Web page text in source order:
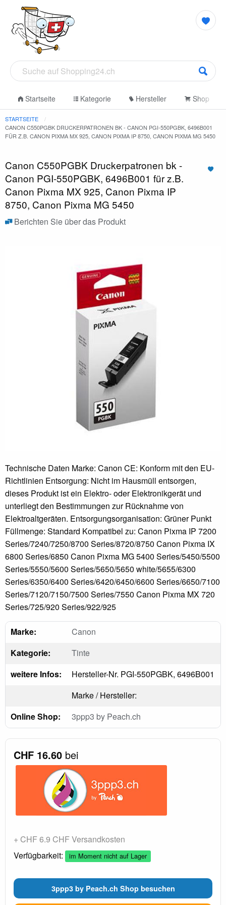
Startseite Kategorie Hersteller Shop
STARTSEITE
CANON C550PGBK DRUCKERPATRONEN BK - CANON PGI-550PGBK, 6496B001
FÜR Z.B. CANON PIXMA MX 925, CANON PIXMA IP 8750, CANON PIXMA MG 5450
Canon C550PGBK Druckerpatronen bk -
Canon PGI-550PGBK, 6496B001 für z.B.
Canon Pixma MX 925, Canon Pixma IP
8750, Canon Pixma MG 5450
Berichten Sie über das Produkt
Technische Daten Marke: Canon CE: Konform mit den EU-
Richtlinien Entsorgung: Nicht im Hausmüll entsorgen,
dieses Produkt ist ein Elektro- oder Elektronikgerät und
unterliegt den Bestimmungen zur Rücknahme von
Elektroaltgeräten. Entsorgungsorganisation: Grüner Punkt
Füllmenge: Standard Kompatibel zu: Canon Pixma IP 7200
Series/7240/7250/8700 Series/8720/8750 Canon Pixma IX
6800 Series/6850 Canon Pixma MG 5400 Series/5450/5500
Series/5550/5600 Series/5650/5650 white/5655/6300
Series/6350/6400 Series/6420/6450/6600 Series/6650/7100
Series/7120/7150/7500 Series/7550 Canon Pixma MX 720
Series/725/920 Series/922/925
Marke:
Canon
Kategorie:
Tinte
weitere Infos:
Hersteller-Nr. PGI-550PGBK, 6496B001
Marke / Hersteller:
Online Shop:
3ppp3 by Peach.ch
CHF 16.60 bei
+ CHF 6.9 CHF Versandkosten
Verfügbarkeit:
im Moment nicht auf Lager
3ppp3 by Peach.ch Shop besuchen